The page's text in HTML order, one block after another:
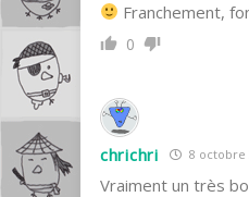
Franchement,
0
chrichri 8 octobre
Vraiment un très